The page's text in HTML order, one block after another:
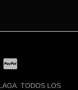
TODOS LOS